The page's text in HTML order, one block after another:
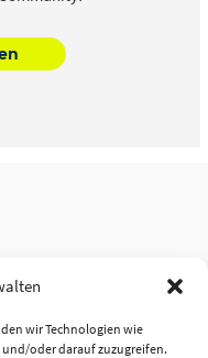
wir Technologien wie
oder darauf zuzugreifen.